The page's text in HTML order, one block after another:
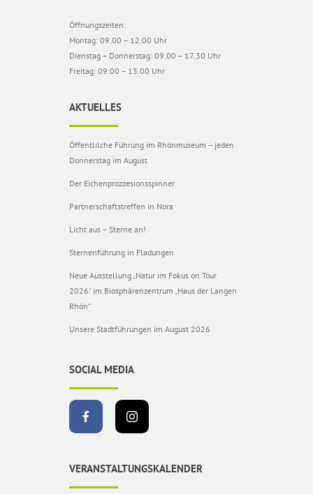
Öffnungszeiten:
Montag: 09.00 – 12.00 Uhr
Dienstag – Donnerstag: 09.00 – 17.30 Uhr
Freitag: 09.00 – 13.00 Uhr
AKTUELLES
Öffentlilche Führung im Rhönmuseum – jeden
Donnerstag im August
Der Eichenprozzesionsspinner
Partnerschaftstreffen in Nora
Licht aus – Sterne an!
Sternenführung in Fladungen
Neue Ausstellung „Natur im Fokus on Tour
2026“ im Biosphärenzentrum „Haus der Langen
Rhön“
Unsere Stadtführungen im August 2026
SOCIAL MEDIA
VERANSTALTUNGSKALENDER